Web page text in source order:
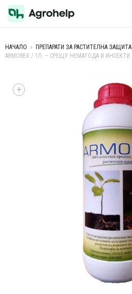
НАЧАЛО » ПРЕПАРАТИ ЗА РАСТИТЕЛНА ЗАЩИТА
ARMOREX / 1Л. – СРЕЩУ НЕМАТОДА И ИНСЕКТИ
+